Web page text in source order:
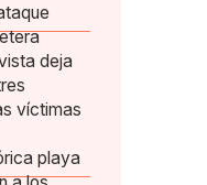
deja
víctimas
playa